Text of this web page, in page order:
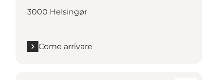
3000 Helsingør
Come arrivare